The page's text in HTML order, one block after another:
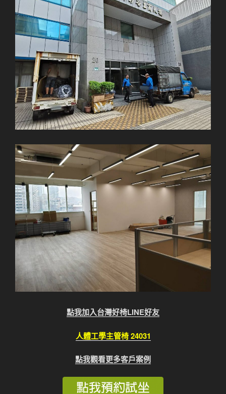
點我加入台灣好椅LINE好友
人體工學主管椅 24031
點我觀看更多客戶案例